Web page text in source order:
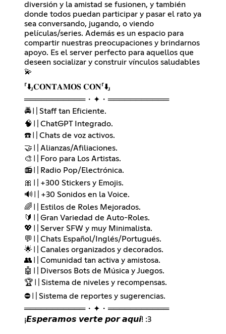
diversión y la amistad se fusionen, y también
donde todos puedan participar y pasar el rato ya
sea conversando, jugando, o viendo
películas/series. Además es un espacio para
compartir nuestras preocupaciones y brindarnos
apoyo. Es el server perfecto para aquellos que
deseen socializar y construir vínculos saludables
💫
「⬇️」𝐂𝐎𝐍𝐓𝐀𝐌𝐎𝐒 𝐂𝐎𝐍「⬇️」
═══════════・✦・═══════════
🚔〢Staff tan Eficiente.
🧠〢ChatGPT Integrado.
☎️〢Chats de voz activos.
🤝〢Alianzas/Afiliaciones.
🎨〢Foro para Los Artistas.
📻〢Radio Pop/Electrónica.
🎀〢+300 Stickers y Emojis.
🔊〢+30 Sonidos en la Voice.
🌈〢Estilos de Roles Mejorados.
🔰〢Gran Variedad de Auto-Roles.
💖〢Server SFW y muy Minimalista.
💬〢Chats Español/Inglés/Portugués.
🌟〢Canales organizados y decorados.
👥〢Comunidad tan activa y amistosa.
🤖〢Diversos Bots de Música y Juegos.
🏆〢Sistema de niveles y recompensas.
⛔️〢Sistema de reportes y sugerencias.
═══════════・✦・═══════════
¡𝙀𝙨𝙥𝙚𝙧𝙖𝙢𝙤𝙨 𝙫𝙚𝙧𝙩𝙚 𝙥𝙤𝙧 𝙖𝙦𝙪𝙞! :3